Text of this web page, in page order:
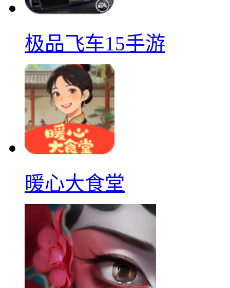
极品飞车15手游
暖心大食堂